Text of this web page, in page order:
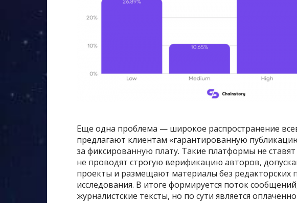
Еще одна проблема — широкое распространение
предлагают клиентам «гарантированную
за фиксированную плату. Такие платформы не
не проводят строгую верификацию авторов,
проекты и размещают материалы без редакторских
исследования. В итоге формируется поток
журналистские тексты, но по сути является